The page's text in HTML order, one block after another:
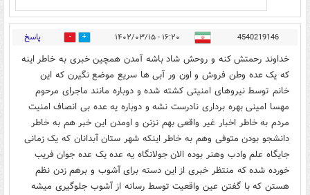
4540219146 ۱۶:۲۰ - ۱۴۰۲/۰۳/۱۵ 0 پاسخ
خداوند رحمتش کنه و روحش شاد باشه آمدن همچین خبری به خاطر اینه
که یک عده وطن فروش و اون ور آبی ها سریع موضع نگیرن که این
خانم توسط نیروهای امنیتی کشته شده و دوباره مانند ماجرای مرحوم
مهسا امینی بهره برداری نادرست نشه و دوباره یه عده بی انصاف امنیت
مردم به خاطر اخبار غیر واقعی بهم نزنن و اومدن این خبر هم به خاطر
دانشجو بودن متوفی وهم به خاطر اینکه شهر ستان آبدانان که یک زمانی
جایگاه علم وادب وهنر بوده الان جولانگاه یه عده یک عده جوان فریب
خورده شده که منتظر خبری از این دسته برای آشوب و برهم زدن نظم
هستن که با گفتن عین واقعیت توسط رسانه از آشوب جلوگیری میشه